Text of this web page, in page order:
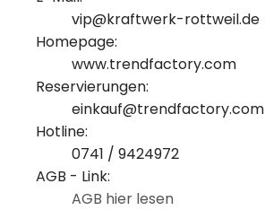
vip@kraftwerk-rottweil.de
Homepage:
www.trendfactory.com
Reservierungen:
einkauf@trendfactory.com
Hotline:
0741 / 9424972
AGB - Link:
AGB hier lesen